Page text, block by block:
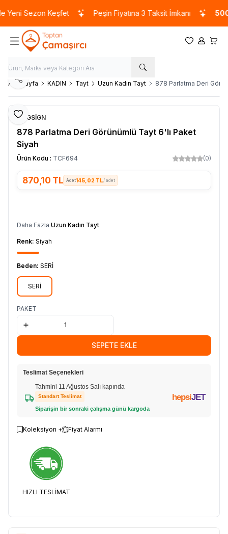
Sezon Keşfet Peşin Fiyatına 3 Taksit İmkanı
Favorilerim
Hesabım
Ana Sayfa KADIN Tayt Uzun Kadın Tayt 878 Parlatma Deri
Favoriye Ekle
Paylaş
VOGSİGN
878 Parlatma Deri Görünümlü Tayt 6'lı Paket
Siyah
Ürün Kodu : TCF694 (0)
870,10 TL 145,02 TL/ adet
Daha Fazla Uzun Kadın Tayt
Renk: Siyah
Beden: SERİ
SERİ
PAKET
SEPETE EKLE
Teslimat Seçenekleri
Tahmini 11 Ağustos Salı kapında
Standart Teslimat
Siparişin bir sonraki çalışma günü kargoda
hepsiJET
Koleksiyon + Fiyat Alarmı
HIZLI TESLİMAT